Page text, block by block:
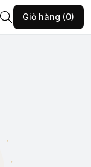
Giỏ hàng (0)